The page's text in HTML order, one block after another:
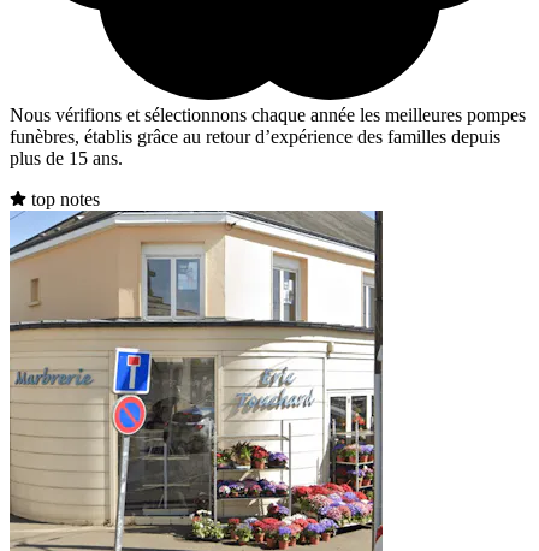
Nous vérifions et sélectionnons chaque année les meilleures pompes
funèbres, établis grâce au retour d’expérience des familles depuis
plus de 15 ans.
top notes